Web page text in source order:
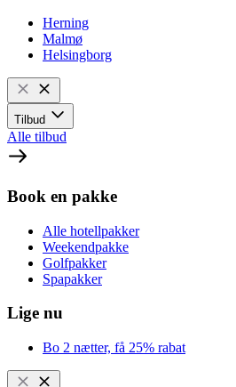
Herning
Malmø
Helsingborg
Tilbud
Alle tilbud
Book en pakke
Alle hotellpakker
Weekendpakke
Golfpakker
Spapakker
Lige nu
Bo 2 nætter, få 25% rabat